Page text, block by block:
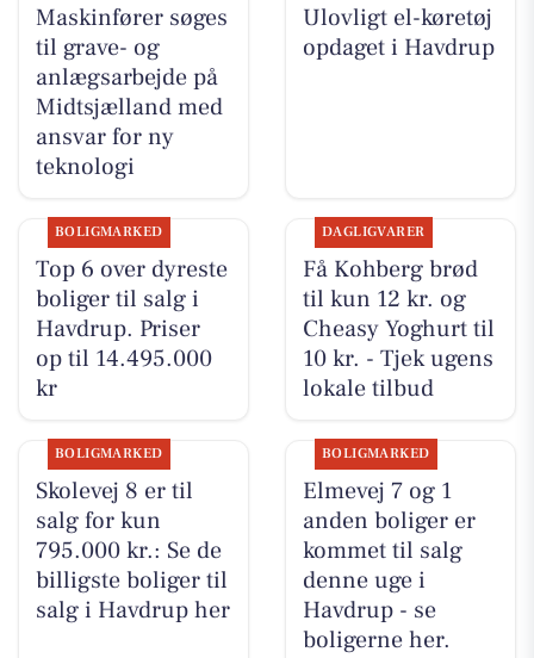
Maskinfører søges
til grave- og
anlægsarbejde på
Midtsjælland med
ansvar for ny
teknologi
Ulovligt el-køretøj
opdaget i Havdrup
BOLIGMARKED
Top 6 over dyreste
boliger til salg i
Havdrup. Priser
op til 14.495.000
kr
DAGLIGVARER
Få Kohberg brød
til kun 12 kr. og
Cheasy Yoghurt til
10 kr. - Tjek ugens
lokale tilbud
BOLIGMARKED
Skolevej 8 er til
salg for kun
795.000 kr.: Se de
billigste boliger til
salg i Havdrup her
BOLIGMARKED
Elmevej 7 og 1
anden boliger er
kommet til salg
denne uge i
Havdrup - se
boligerne her.